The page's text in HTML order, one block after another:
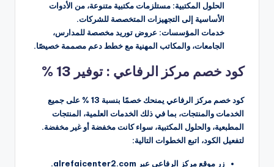
الحلول المكتبية: مستلزمات مكتبية متنوعة، من الأدوات
الأساسية إلى التجهيزات المتخصصة للشركات.
خدمات المؤسسات: عروض توريد مخصصة للمدارس،
الجامعات، والمكاتب المهنية مع خطط دعم مصممة خصيصًا.
كود خصم مركز الرفاعي : توفير 13 %
كود خصم مركز الرفاعي يمنحك خصمًا بنسبة 13 % على جميع
الخدمات والمنتجات، بما في ذلك الخدمات العلمية، المنتجات
المطبعية، والحلول المكتبية، سواء كانت مخفضة أو غير مخفضة.
لتفعيل الكود، اتبع الخطوات التالية:
زر موقع مركز الرفاعي عبر alrefaicenter2.com.